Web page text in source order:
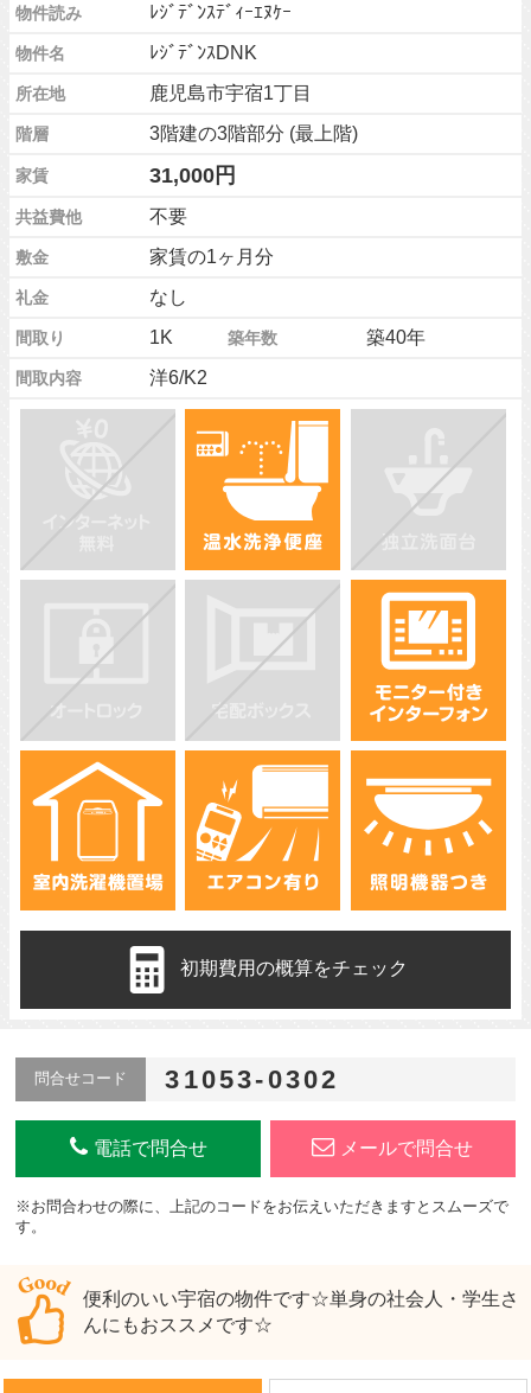
物件読み ﾚｼﾞﾃﾞﾝｽﾃﾞｨｰｴﾇｹｰ
物件名 ﾚｼﾞﾃﾞﾝｽDNK
所在地 鹿児島市宇宿1丁目
階層 3階建の3階部分 (最上階)
家賃 31,000円
共益費他 不要
敷金 家賃の1ヶ月分
礼金 なし
間取り 1K 築年数 築40年
間取内容 洋6/K2
初期費用の概算をチェック
問合せコード 31053-0302
電話で問合せ メールで問合せ
※お問合わせの際に、上記のコードをお伝えいただきますとスムーズで
す。
便利のいい宇宿の物件です☆単身の社会人・学生さ
んにもおススメです☆